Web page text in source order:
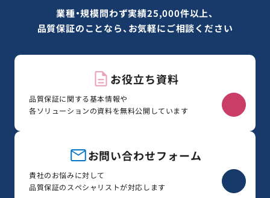
業種・規模問わず実績25,000件以上、
品質保証のことなら、お気軽にご相談ください
お役立ち資料
品質保証に関する基本情報や
各ソリューションの資料を無料公開しています
お問い合わせフォーム
貴社のお悩みに対して
品質保証のスペシャリストが対応します